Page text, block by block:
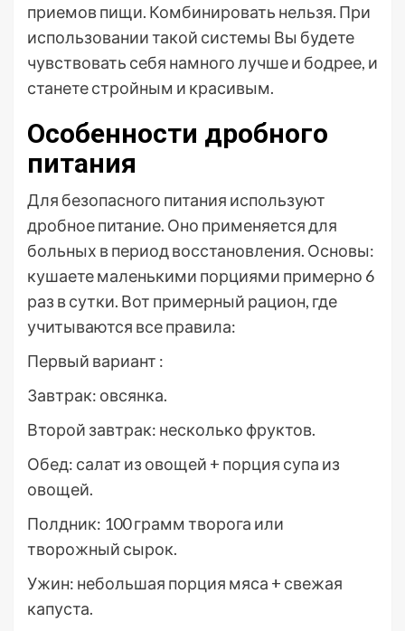
приемов пищи. Комбинировать нельзя. При
использовании такой системы Вы будете
чувствовать себя намного лучше и бодрее, и
станете стройным и красивым.
Особенности дробного
питания
Для безопасного питания используют
дробное питание. Оно применяется для
больных в период восстановления. Основы:
кушаете маленькими порциями примерно 6
раз в сутки. Вот примерный рацион, где
учитываются все правила:
Первый вариант :
Завтрак: овсянка.
Второй завтрак: несколько фруктов.
Обед: салат из овощей + порция супа из
овощей.
Полдник: 100 грамм творога или
творожный сырок.
Ужин: небольшая порция мяса + свежая
капуста.